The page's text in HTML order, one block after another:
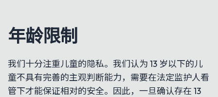
年龄限制
我们十分注重儿童的隐私。我们认为 13 岁以下的儿
童不具有完善的主观判断能力，需要在法定监护人看
管下才能保证相对的安全。因此，一旦确认存在 13